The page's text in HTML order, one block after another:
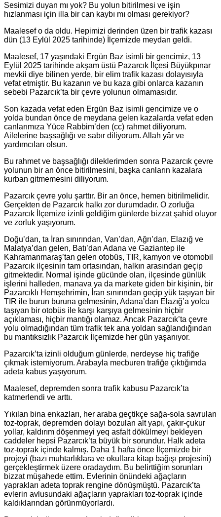
Sesimizi duyan mı yok? Bu yolun bitirilmesi ve işin
hızlanması için illa bir can kaybı mı olması gerekiyor?
Maalesef o da oldu. Hepimizi derinden üzen bir trafik kazası
dün (13 Eylül 2025 tarihinde) İlçemizde meydan geldi.
Maalesef, 17 yaşındaki Ergün Baz isimli bir gencimiz, 13
Eylül 2025 tarihinde akşam üstü Pazarcık İlçesi Büyükpınar
mevkii diye bilinen yerde, bir elim trafik kazası dolayısıyla
vefat etmiştir. Bu kazanın ve bu kaza gibi onlarca kazanın
sebebi Pazarcık’ta bir çevre yolunun olmamasıdır.
Son kazada vefat eden Ergün Baz isimli gencimize ve o
yolda bundan önce de meydana gelen kazalarda vefat eden
canlarımıza Yüce Rabbim’den (cc) rahmet diliyorum.
Ailelerine başsağlığı ve sabır diliyorum. Allah yâr ve
yardımcıları olsun.
Bu rahmet ve başsağlığı dileklerimden sonra Pazarcık çevre
yolunun bir an önce bitirilmesini, başka canların kazalara
kurban gitmemesini diliyorum.
Pazarcık çevre yolu şarttır. Bir an önce, hemen bitirilmelidir.
Gerçekten de Pazarcık halkı zor durumdadır. O zorluğa
Pazarcık İlçemize izinli geldiğim günlerde bizzat şahid oluyor
ve zorluk yaşıyorum.
Doğu’dan, ta İran sınırından, Van’dan, Ağrı’dan, Elazığ ve
Malatya’dan gelen, Batı’dan Adana ve Gaziantep ile
Kahramanmaraş’tan gelen otobüs, TIR, kamyon ve otomobil
Pazarcık ilçesinin tam ortasından, halkın arasından geçip
gitmektedir. Normal işinde gücünde olan, ilçesinde günlük
işlerini halleden, manava ya da markete giden bir kişinin, bir
Pazarcıklı Hemşehrimin, İran sınırından geçip yük taşıyan bir
TIR ile burun buruna gelmesinin, Adana’dan Elazığ’a yolcu
taşıyan bir otobüs ile karşı karşıya gelmesinin hiçbir
açıklaması, hiçbir mantığı olamaz. Ancak Pazarcık’ta çevre
yolu olmadığından tüm trafik tek ana yoldan sağlandığından
bu mantıksızlık Pazarcık İlçemizde her gün yaşanıyor.
Pazarcık’ta izinli olduğum günlerde, nerdeyse hiç trafiğe
çıkmak istemiyorum. Arabayla mecburen trafiğe çıktığımda
adeta kabus yaşıyorum.
Maalesef, depremden sonra trafik kabusu Pazarcık’ta
katmerlendi ve arttı.
Yıkılan bina enkazları, her araba geçtikçe sağa-sola savrulan
toz-toprak, depremden dolayı bozulan alt yapı, çakır-çukur
yollar, kaldırım döşenmeyi yeq asfalt dökülmeyi bekleyen
caddeler hepsi Pazarcık’ta büyük bir sorundur. Halk adeta
toz-toprak içinde kalmış. Daha 1 hafta önce İlçemizde bir
projeyi (bazı muhtarlıklara ve okullara kitap bağışı projesini)
gerçekleştirmek üzere oradaydım. Bu belirttiğim sorunları
bizzat müşahede ettim. Evlerinin önündeki ağaçların
yaprakları adeta toprak rengine dönüşmüştü. Pazarcık’ta
evlerin avlusundaki ağaçların yaprakları toz-toprak içinde
kaldıklarından görünmüyorlardı.